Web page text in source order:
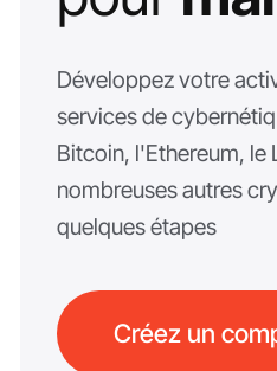
Développez votre
services de
Bitcoin, l'Ethereum, le
nombreuses autres
quelques étapes
Créez un